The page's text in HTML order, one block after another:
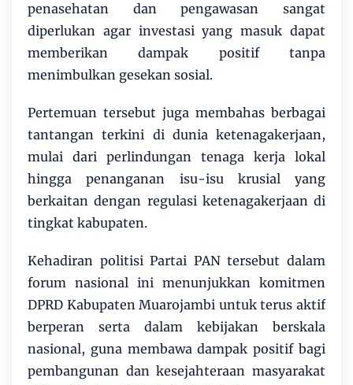
penasehatan dan pengawasan sangat
diperlukan agar investasi yang masuk dapat
memberikan dampak positif tanpa
menimbulkan gesekan sosial.
​Pertemuan tersebut juga membahas berbagai
tantangan terkini di dunia ketenagakerjaan,
mulai dari perlindungan tenaga kerja lokal
hingga penanganan isu-isu krusial yang
berkaitan dengan regulasi ketenagakerjaan di
tingkat kabupaten.
​Kehadiran politisi Partai PAN tersebut dalam
forum nasional ini menunjukkan komitmen
DPRD Kabupaten Muarojambi untuk terus aktif
berperan serta dalam kebijakan berskala
nasional, guna membawa dampak positif bagi
pembangunan dan kesejahteraan masyarakat